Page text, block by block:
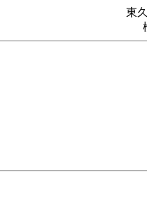
東